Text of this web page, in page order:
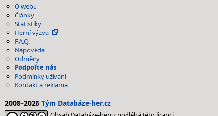
O webu
Články
Statistiky
Herní výzva
F.A.Q.
Nápověda
Odměny
Podpořte nás
Podmínky užívání
Kontakt a reklama
2008–2026 Tým Databáze-her.cz